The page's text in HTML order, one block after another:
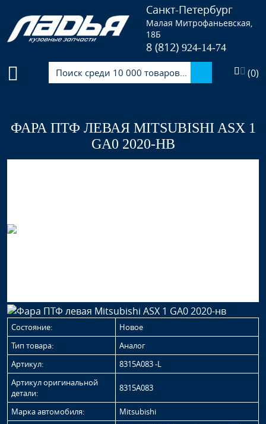
Санкт-Петербург
Малая Митрофаньевская,
18Б
8 (812)924-14-74
(0)
ФАРА ПТФ ЛЕВАЯ MITSUBISHI ASX 1
GA0 2020-НВ
Состояние:
Новое
Тип товара:
Аналог
Артикул:
8315A083 -L
Артикул оригинальной
детали:
8315A083
Марка автомобиля: Mitsubishi